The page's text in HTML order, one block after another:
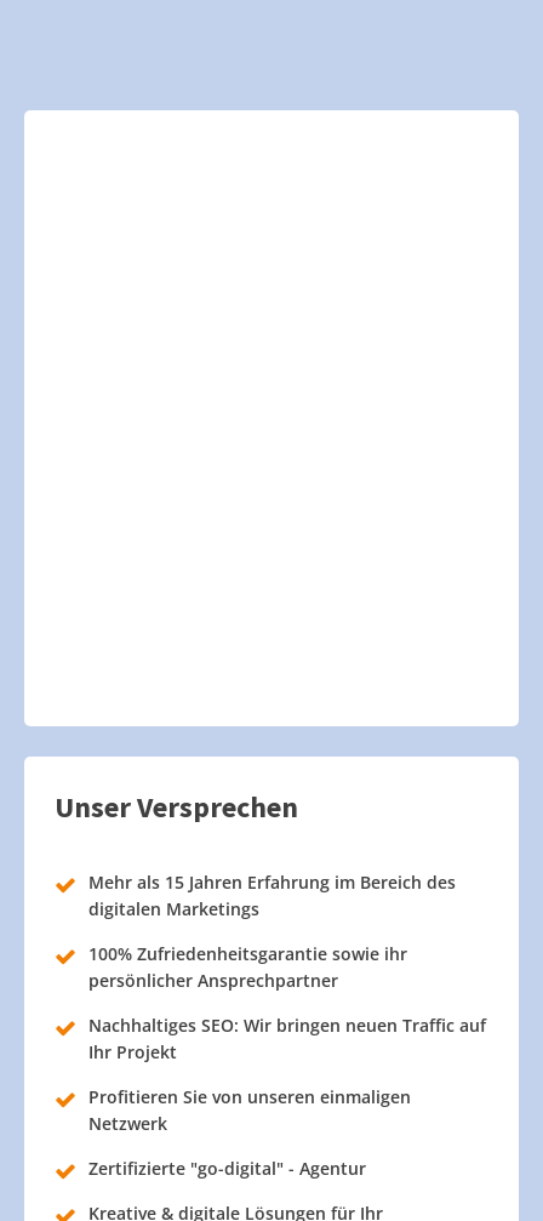
Unser Versprechen
Mehr als 15 Jahren Erfahrung im Bereich des
digitalen Marketings
100% Zufriedenheitsgarantie sowie ihr
persönlicher Ansprechpartner
Nachhaltiges SEO: Wir bringen neuen Traffic auf
Ihr Projekt
Profitieren Sie von unseren einmaligen
Netzwerk
Zertifizierte "go-digital" - Agentur
Kreative & digitale Lösungen für Ihr